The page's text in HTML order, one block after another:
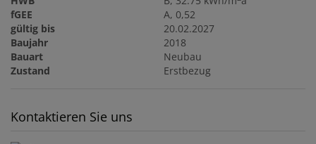
fGEE
A, 0,52
gültig bis
20.02.2027
Baujahr
2018
Bauart
Neubau
Zustand
Erstbezug
Kontaktieren Sie uns